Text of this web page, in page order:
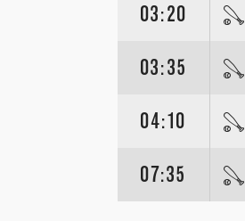
03:20
03:35
04:10
07:35